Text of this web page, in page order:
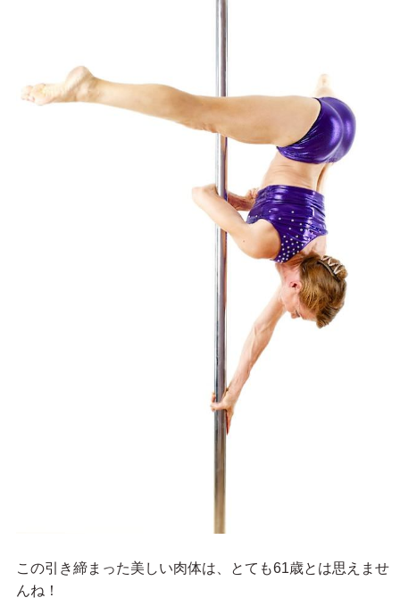
この引き締まった美しい肉体は、とても61歳とは思えませ
んね！